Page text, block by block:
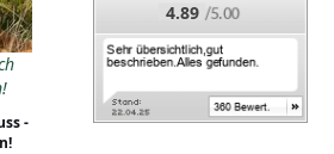
-
4.89